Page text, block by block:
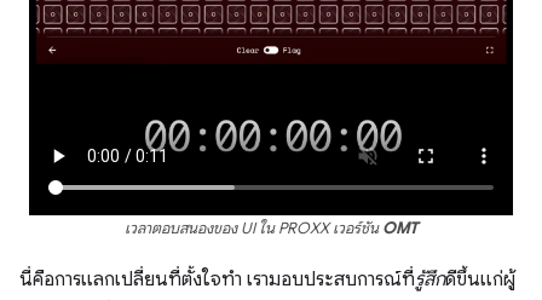
เวลาตอบสนองของ UI ใน PROXX เวอร์ชันOMT
นี่คือการแลกเปลี่ยนที่ตั้งใจทำ เรามอบประสบการณ์ที่รู้สึกดีขึ้นแก่ผู้